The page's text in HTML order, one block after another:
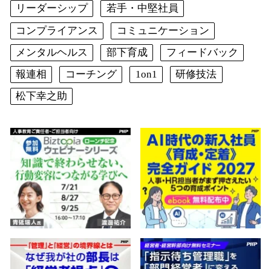
リーダーシップ
若手・中堅社員
コンプライアンス
コミュニケーション
メンタルヘルス
部下育成
フィードバック
報連相
コーチング 1on1
研修技法
松下幸之助